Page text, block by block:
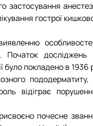
застосування
гострої
Початок досліджень
було покладено в 1936
пододерматиту,
відіграє
почесне